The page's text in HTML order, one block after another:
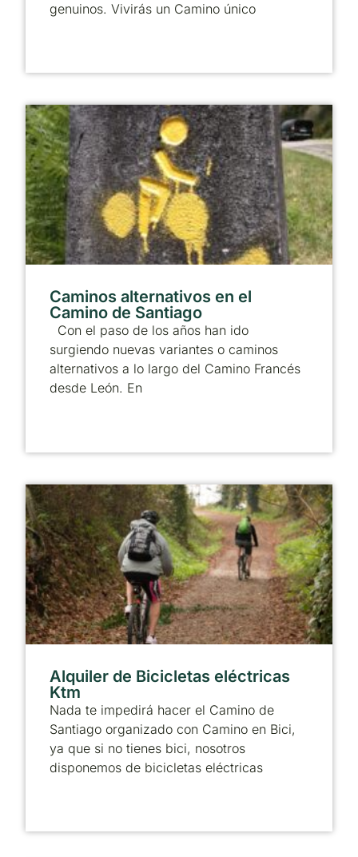
genuinos. Vivirás un Camino único
Caminos alternativos en el
Camino de Santiago
Con el paso de los años han ido
surgiendo nuevas variantes o caminos
alternativos a lo largo del Camino Francés
desde León. En
Alquiler de Bicicletas eléctricas
Ktm
Nada te impedirá hacer el Camino de
Santiago organizado con Camino en Bici,
ya que si no tienes bici, nosotros
disponemos de bicicletas eléctricas